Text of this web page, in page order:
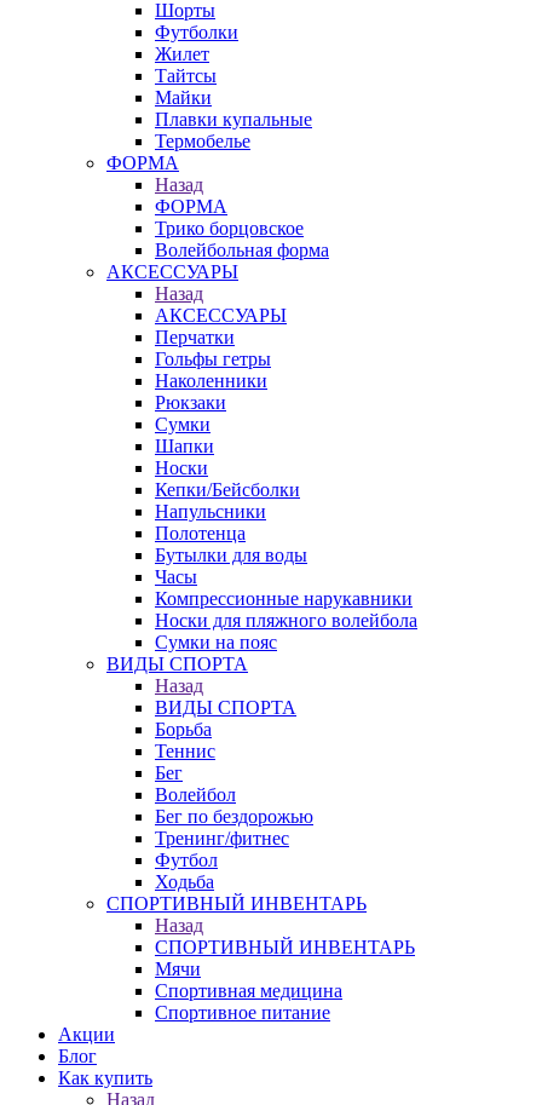
Шорты
Футболки
Жилет
Тайтсы
Майки
Плавки купальные
Термобелье
ФОРМА
Назад
ФОРМА
Трико борцовское
Волейбольная форма
АКСЕССУАРЫ
Назад
АКСЕССУАРЫ
Перчатки
Гольфы гетры
Наколенники
Рюкзаки
Сумки
Шапки
Носки
Кепки/Бейсболки
Напульсники
Полотенца
Бутылки для воды
Часы
Компрессионные нарукавники
Носки для пляжного волейбола
Сумки на пояс
ВИДЫ СПОРТА
Назад
ВИДЫ СПОРТА
Борьба
Теннис
Бег
Волейбол
Бег по бездорожью
Тренинг/фитнес
Футбол
Ходьба
СПОРТИВНЫЙ ИНВЕНТАРЬ
Назад
СПОРТИВНЫЙ ИНВЕНТАРЬ
Мячи
Спортивная медицина
Спортивное питание
Акции
Блог
Как купить
Назад